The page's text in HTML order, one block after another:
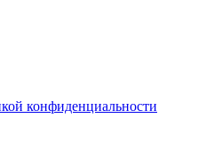
конфиденциальности